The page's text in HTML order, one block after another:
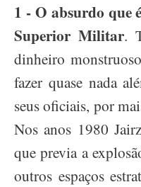
1 - O absurdo que
Superior Militar.
dinheiro
fazer quase nada
seus oficiais, por
Nos anos 1980
que previa a
outros espaços